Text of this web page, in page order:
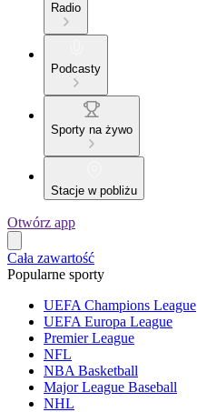
Radio
Podcasty
Sporty na żywo
Stacje w pobliżu
Otwórz app
Cała zawartość
Popularne sporty
UEFA Champions League
UEFA Europa League
Premier League
NFL
NBA Basketball
Major League Baseball
NHL